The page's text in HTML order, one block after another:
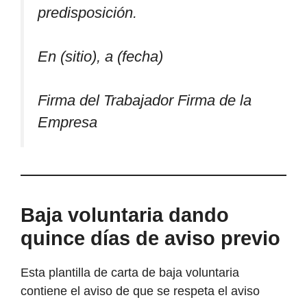
predisposición.
En (sitio), a (fecha)
Firma del Trabajador Firma de la
Empresa
Baja voluntaria dando
quince días de aviso previo
Esta plantilla de carta de baja voluntaria
contiene el aviso de que se respeta el aviso